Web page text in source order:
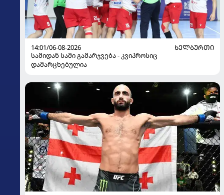
14:01/06-08-2026
ᲮᲔᲚᲑᲣᲠᲗᲘ
სამიდან სამი გამარჯვება - კვიპროსიც
დამარცხებულია